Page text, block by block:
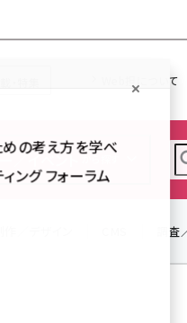
Web担について
／イベント から探す
調
の考え方を学べ
ング フォーラム